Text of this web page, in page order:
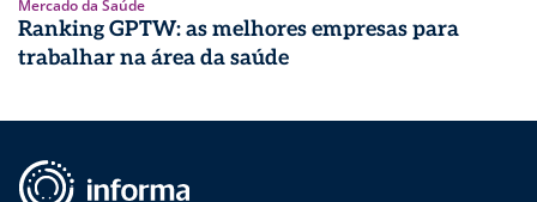
Mercado da Saúde
Ranking GPTW: as melhores empresas para
trabalhar na área da saúde